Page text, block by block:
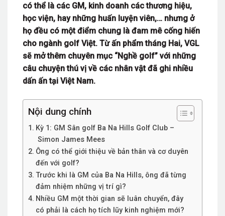
có thể là các GM, kinh doanh các thương hiệu,
học viện, hay những huấn luyện viên,… nhưng ở
họ đều có một điểm chung là đam mê cống hiến
cho ngành golf Việt. Từ ấn phẩm tháng Hai, VGL
sẽ mở thêm chuyên mục “Nghề golf” với những
câu chuyện thú vị về các nhân vật đã ghi nhiều
dấn ấn tại Việt Nam.
Nội dung chính
Kỳ 1: GM Sân golf Ba Na Hills Golf Club –
Simon James Mees
Ông có thể giới thiệu về bản thân và cơ duyên
đến với golf?
Trước khi là GM của Ba Na Hills, ông đã từng
đảm nhiệm những vị trí gì?
Nhiều GM một thời gian sẽ luân chuyển, đây
có phải là cách họ tích lũy kinh nghiệm mới?